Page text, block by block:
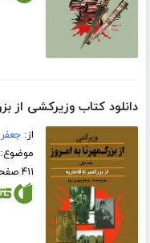
دانلود کتاب وزیرکشی از
از:
۴۱۱ صفحه